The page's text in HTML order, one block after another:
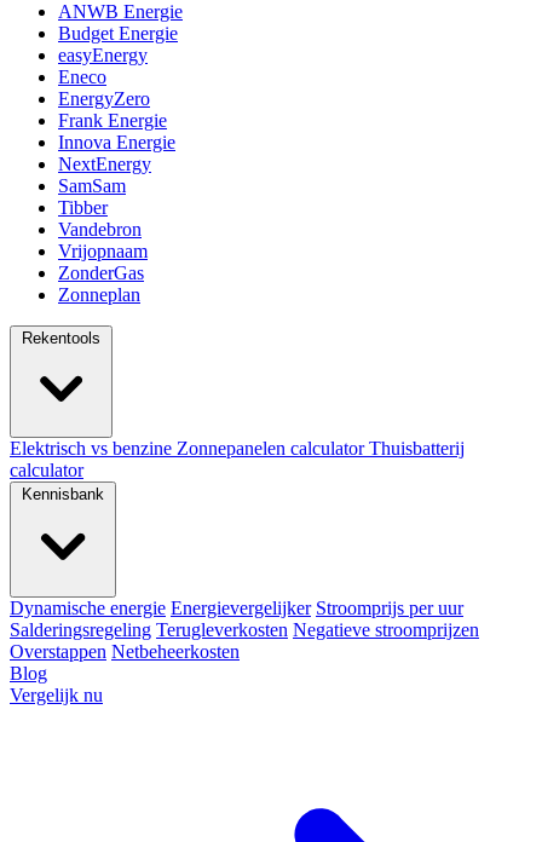
ANWB Energie
Budget Energie
easyEnergy
Eneco
EnergyZero
Frank Energie
Innova Energie
NextEnergy
SamSam
Tibber
Vandebron
Vrijopnaam
ZonderGas
Zonneplan
Rekentools
Elektrisch vs benzine Zonnepanelen calculatorThuisbatterij
calculator
Kennisbank
Dynamische energie Energievergelijker Stroomprijs per uur
Salderingsregeling Terugleverkosten Negatieve stroomprijzen
Overstappen Netbeheerkosten
Blog
Vergelijk nu